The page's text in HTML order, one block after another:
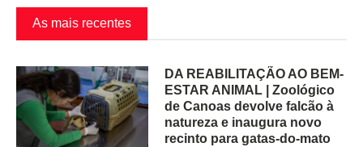
As mais recentes
DA REABILITAÇÃO AO BEM-
ESTAR ANIMAL | Zoológico
de Canoas devolve falcão à
natureza e inaugura novo
recinto para gatas-do-mato